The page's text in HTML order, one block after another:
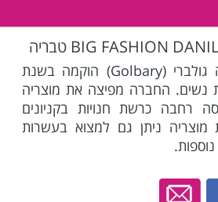
גולברי- חברת האופנה גולברי (Golbary) הוקמה בשנת
נשים. החברה מפיצה את מוצריה
רחבה כרשת חנויות בקניונים
מעל ל 26. את מוצריה ניתן גם למצוא בעשרות